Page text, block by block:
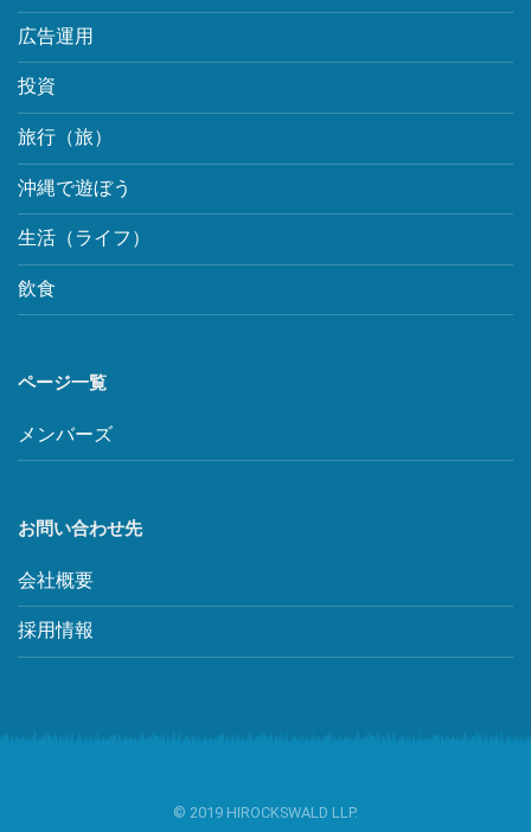
広告運用
投資
旅行（旅）
沖縄で遊ぼう
生活（ライフ）
飲食
ページ一覧
メンバーズ
お問い合わせ先
会社概要
採用情報
© 2019 HIROCKSWALD LLP.